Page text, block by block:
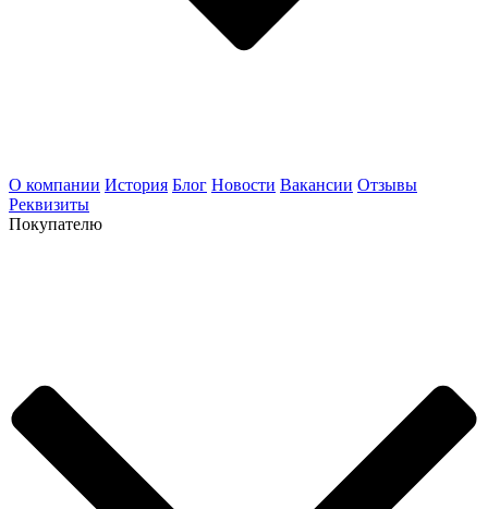
О компании История Блог Новости Вакансии Отзывы
Реквизиты
Покупателю